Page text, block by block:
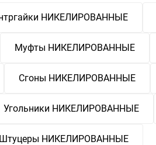
НИКЕЛИРОВАННЫЕ
Муфты НИКЕЛИРОВАННЫЕ
Сгоны НИКЕЛИРОВАННЫЕ
Угольники НИКЕЛИРОВАННЫЕ
Штуцеры НИКЕЛИРОВАННЫЕ